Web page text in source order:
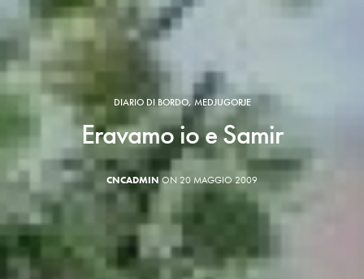
DIARIO DI BORDO,MEDJUGORJE
Eravamo io e Samir
CNCADMINON 20 MAGGIO 2009